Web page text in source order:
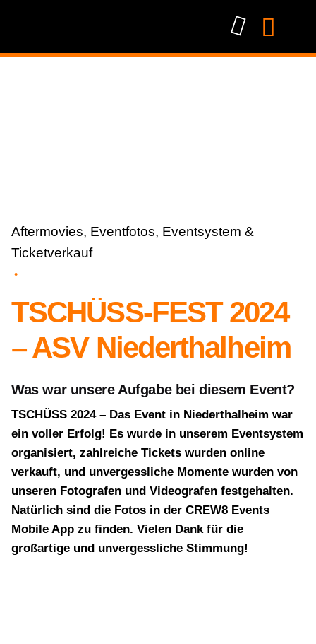
Aftermovies Eventfotos Eventsystem &
Ticketverkauf
TSCHÜSS-FEST 2024
– ASV Niederthalheim
Was war unsere Aufgabe bei diesem Event?
TSCHÜSS 2024 – Das Event in Niederthalheim war
ein voller Erfolg! Es wurde in unserem Eventsystem
organisiert, zahlreiche Tickets wurden online
verkauft, und unvergessliche Momente wurden von
unseren Fotografen und Videografen festgehalten.
Natürlich sind die Fotos in der CREW8 Events
Mobile App zu finden. Vielen Dank für die
großartige und unvergessliche Stimmung!